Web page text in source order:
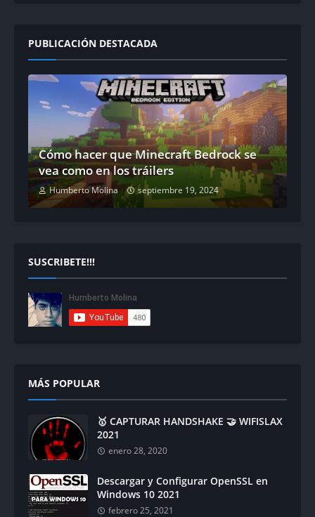
PUBLICACIÓN DESTACADA
Cómo hacer que Minecraft Bedrock se
vea como en los tráilers
Humberto Molina septiembre 19, 2024
SUSCRIBETE!!!
MÁS POPULAR
🥇 CAPTURAR HANDSHAKE 🤝 WIFISLAX
2021
enero 28, 2020
Descargar y Configurar OpenSSL en
Windows 10 2021
febrero 25, 2021